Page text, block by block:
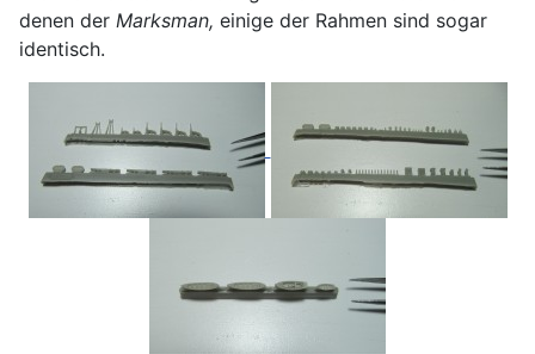
denen der Marksman, einige der Rahmen sind sogar
identisch.